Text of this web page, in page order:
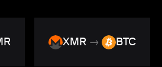
XMR → BTC